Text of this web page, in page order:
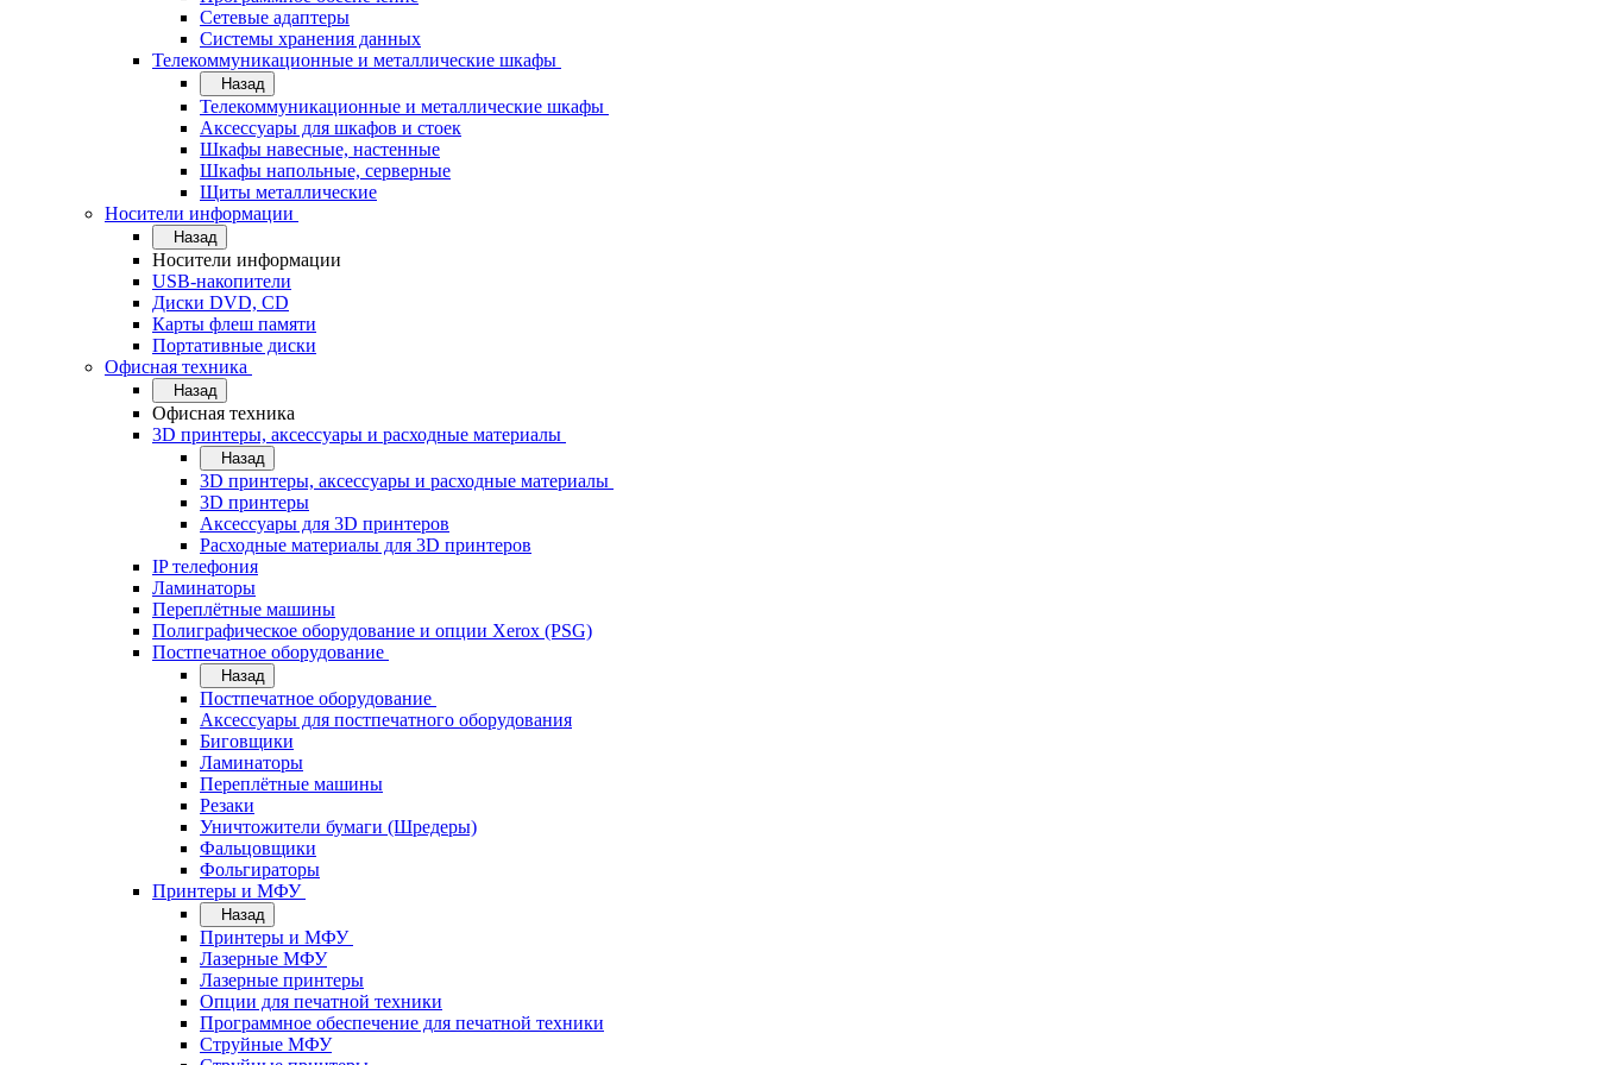
Сетевые адаптеры
Системы хранения данных
Телекоммуникационные и металлические шкафы
Назад
Телекоммуникационные и металлические шкафы
Аксессуары для шкафов и стоек
Шкафы навесные, настенные
Шкафы напольные, серверные
Щиты металлические
Носители информации
Назад
Носители информации
USB-накопители
Диски DVD, CD
Карты флеш памяти
Портативные диски
Офисная техника
Назад
Офисная техника
3D принтеры, аксессуары и расходные материалы
Назад
3D принтеры, аксессуары и расходные материалы
3D принтеры
Аксессуары для 3D принтеров
Расходные материалы для 3D принтеров
IP телефония
Ламинаторы
Переплётные машины
Полиграфическое оборудование и опции Xerox (PSG)
Постпечатное оборудование
Назад
Постпечатное оборудование
Аксессуары для постпечатного оборудования
Биговщики
Ламинаторы
Переплётные машины
Резаки
Уничтожители бумаги (Шредеры)
Фальцовщики
Фольгираторы
Принтеры и МФУ
Назад
Принтеры и МФУ
Лазерные МФУ
Лазерные принтеры
Опции для печатной техники
Программное обеспечение для печатной техники
Струйные МФУ